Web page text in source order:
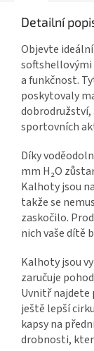
Detailní
Objevte
a funkčnost.
poskytovaly
dobrodružství,
sportovních
Díky
mm H₂O
Kalhoty jsou
takže se
zaskočilo.
nich vaše dítě
Kalhoty jsou
zaručuje
Uvnitř najdete
ještě lepší
kapsy na
drobnosti,